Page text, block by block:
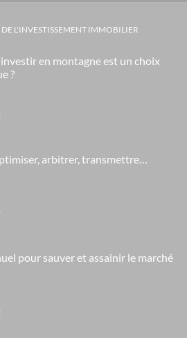
DE L'INVESTISSEMENT IMMOBILIER
en montagne est un choix
?
arbitrer, transmettre…
pour sauver et assainir le marché